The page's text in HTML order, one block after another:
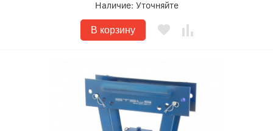
Наличие: Уточняйте
В корзину